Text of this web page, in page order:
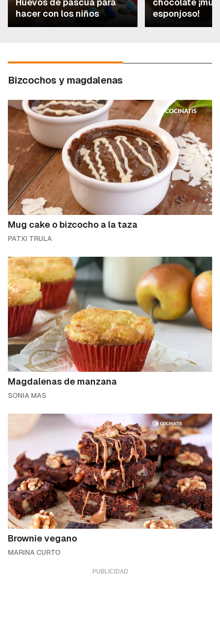
hacer con los niños
esponjoso!
Bizcochos y magdalenas
Mug cake o bizcocho a la taza
PATXI TRULA
Magdalenas de manzana
SONIA MAS
Brownie vegano
MARINA CURTO